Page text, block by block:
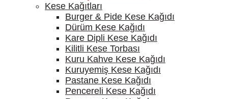
Kese Kağıtları
Burger & Pide Kese Kağıdı
Dürüm Kese Kağıdı
Kare Dipli Kese Kağıdı
Kilitli Kese Torbası
Kuru Kahve Kese Kağıdı
Kuruyemiş Kese Kağıdı
Pastane Kese Kağıdı
Pencereli Kese Kağıdı